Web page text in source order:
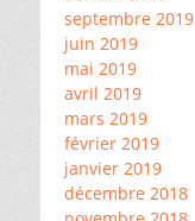
septembre 2019
juin 2019
mai 2019
avril 2019
mars 2019
février 2019
janvier 2019
décembre 2018